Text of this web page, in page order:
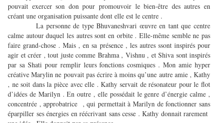
pouvait exercer son don pour promouvoir le bien-être des autres en
créant une organisation puissante dont elle est le centre .
La personne de type Bhuvaneshvari œuvre en tant que centre
calme autour duquel les autres sont en orbite . Elle-même semble ne pas
faire grand-chose . Mais , en sa présence , les autres ssont inspirés pour
agir et créer , tout juste comme Brahma , Vishnu , et Shiva sont inspirés
par sa Shati pour remplir leurs fonctions cosmiques . Mon amie hyper
créative Marylin ne pouvait pas écrire à moins qu’une autre amie , Kathy
, ne soit dans la pièce avec elle . Kathy servait de résonateur pour le flot
d’idées de Marilyn . En outre , elle possédait le genre d’énergie calme ,
concentrée , approbatrice , qui permettait à Marilyn de fonctionner sans
éparpiller ses énergies en réécrivant sans cesse . Kathy donnait rarement